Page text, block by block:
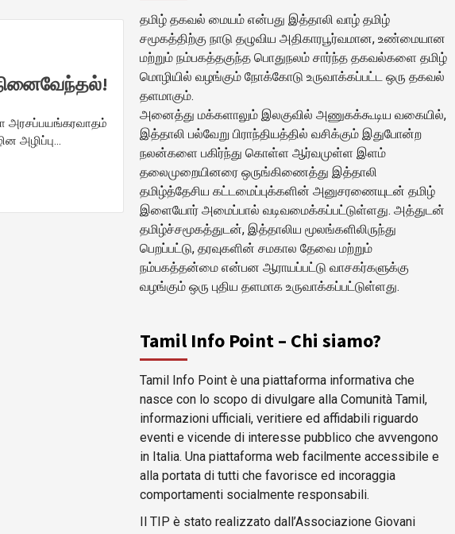
அரசப்பயங்கரவாதம்
அழிப்பு…
தமிழ் தகவல் மையம் என்பது இத்தாலி வாழ் தமிழ்
சமூகத்திற்கு நாடு தழுவிய அதிகாரபூர்வமான, உண்மையான
மற்றும் நம்பகத்தகுந்த பொதுநலம் சார்ந்த தகவல்களை தமிழ்
மொழியில் வழங்கும் நோக்கோடு உருவாக்கப்பட்ட ஒரு தகவல்
தளமாகும்.
அனைத்து மக்களாலும் இலகுவில் அணுகக்கூடிய வகையில்,
இத்தாலி பல்வேறு பிராந்தியத்தில் வசிக்கும் இதுபோன்ற
நலன்களை பகிர்ந்து கொள்ள ஆர்வமுள்ள இளம்
தலைமுறையினரை ஒருங்கிணைத்து இத்தாலி
தமிழ்த்தேசிய கட்டமைப்புக்களின் அனுசரணையுடன் தமிழ்
இளையோர் அமைப்பால் வடிவமைக்கப்பட்டுள்ளது. அத்துடன்
தமிழ்ச்சமூகத்துடன், இத்தாலிய மூலங்களிலிருந்து
பெறப்பட்டு, தரவுகளின் சமகால தேவை மற்றும்
நம்பகத்தன்மை என்பன ஆராயப்பட்டு வாசகர்களுக்கு
வழங்கும் ஒரு புதிய தளமாக உருவாக்கப்பட்டுள்ளது.
Tamil Info Point – Chi siamo?
Tamil Info Point è una piattaforma informativa che
nasce con lo scopo di divulgare alla Comunità Tamil,
informazioni ufficiali, veritiere ed affidabili riguardo
eventi e vicende di interesse pubblico che avvengono
in Italia. Una piattaforma web facilmente accessibile e
alla portata di tutti che favorisce ed incoraggia
comportamenti socialmente responsabili.
Il TIP è stato realizzato dall’Associazione Giovani